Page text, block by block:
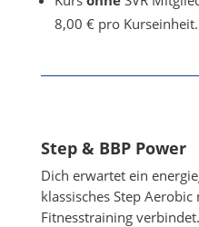
8,00 € pro Kurseinheit.
Step & BBP Power
Dich erwartet ein
klassisches Step
Fitnesstraining